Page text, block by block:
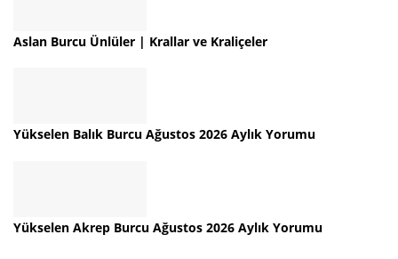
Aslan Burcu Ünlüler | Krallar ve Kraliçeler
Yükselen Balık Burcu Ağustos 2026 Aylık Yorumu
Yükselen Akrep Burcu Ağustos 2026 Aylık Yorumu